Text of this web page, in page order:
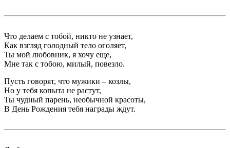
Что делаем с тобой, никто не узнает,
Как взгляд голодный тело оголяет,
Ты мой любовник, я хочу еще,
Мне так с тобою, милый, повезло.
Пусть говорят, что мужики – козлы,
Но у тебя копыта не растут,
Ты чудный парень, необычной красоты,
В День Рождения тебя награды ждут.